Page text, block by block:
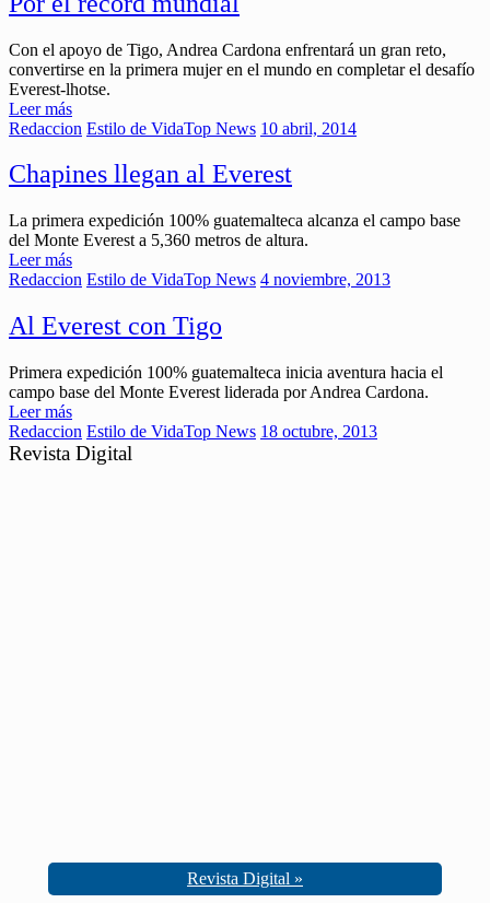
Con el apoyo de Tigo, Andrea Cardona enfrentará un gran reto,
convertirse en la primera mujer en el mundo en completar el desafío
Everest-lhotse.
Leer más
Redaccion Estilo de VidaTop News 10 abril, 2014
Chapines llegan al Everest
La primera expedición 100% guatemalteca alcanza el campo base
del Monte Everest a 5,360 metros de altura.
Leer más
Redaccion Estilo de VidaTop News 4 noviembre, 2013
Al Everest con Tigo
Primera expedición 100% guatemalteca inicia aventura hacia el
campo base del Monte Everest liderada por Andrea Cardona.
Leer más
Redaccion Estilo de VidaTop News 18 octubre, 2013
Revista Digital
Revista Digital »